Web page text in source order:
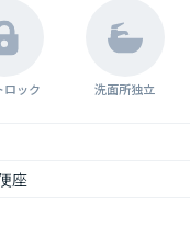
ロック 洗面所独立
座